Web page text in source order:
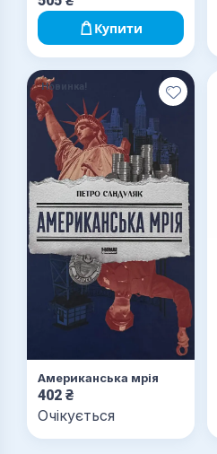
Купити
Новинка!
Американська мрія
402 ₴
Очікується